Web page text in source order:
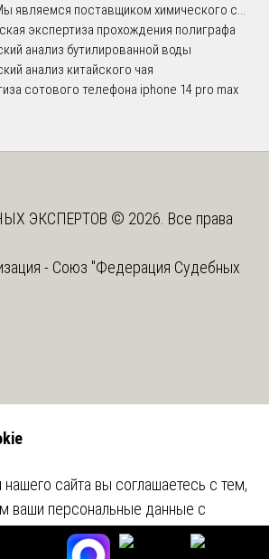
являемся поставщиком химического с...
экспертиза прохождения полиграфа
анализ бутилированной воды
анализ китайского чая
сотового телефона iphone 14 pro max
ЭКСПЕРТОВ © 2026. Все права
- Союз "Федерация Судебных
сайта вы соглашаетесь с тем,
ваши персональные данные с
программ. Подробнее